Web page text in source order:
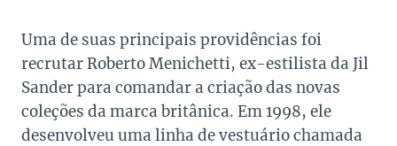
Uma de suas principais providências foi
recrutar Roberto Menichetti, ex-estilista da Jil
Sander para comandar a criação das novas
coleções da marca britânica. Em 1998, ele
desenvolveu uma linha de vestuário chamada